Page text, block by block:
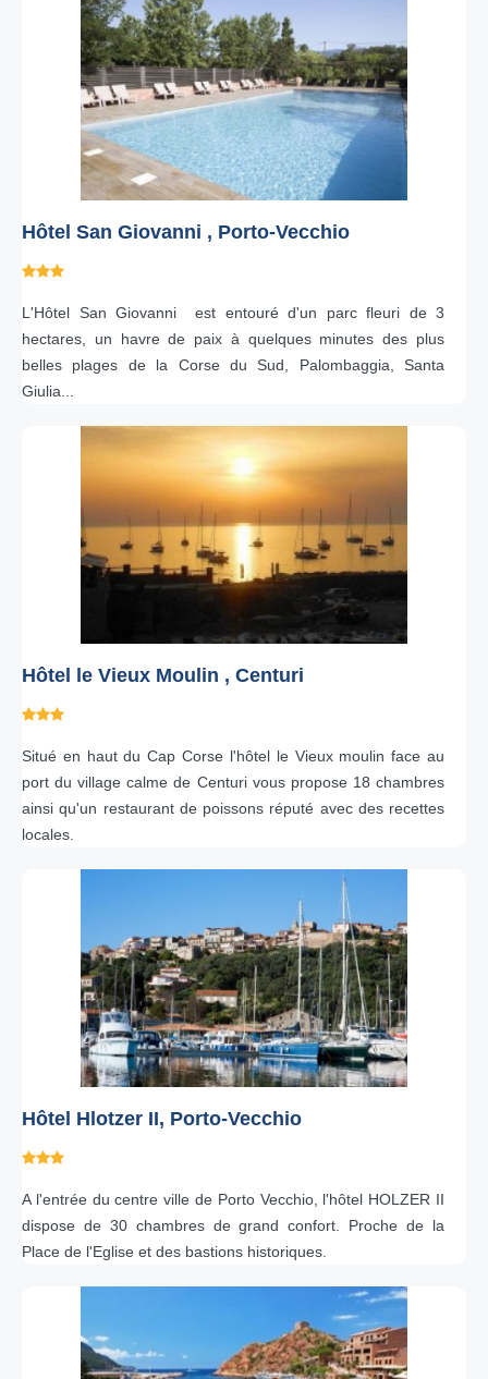
Hôtel San Giovanni , Porto-Vecchio
L'Hôtel San Giovanni est entouré d'un parc fleuri de 3
hectares, un havre de paix à quelques minutes des plus
belles plages de la Corse du Sud, Palombaggia, Santa
Giulia...
Hôtel le Vieux Moulin , Centuri
Situé en haut du Cap Corse l'hôtel le Vieux moulin face au
port du village calme de Centuri vous propose 18 chambres
ainsi qu'un restaurant de poissons réputé avec des recettes
locales.
Hôtel Hlotzer II, Porto-Vecchio
A l'entrée du centre ville de Porto Vecchio, l'hôtel HOLZER II
dispose de 30 chambres de grand confort. Proche de la
Place de l'Eglise et des bastions historiques.